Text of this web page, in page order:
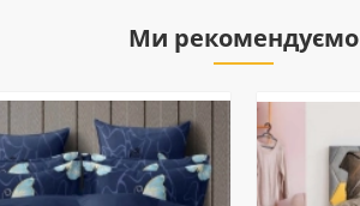
Ми рекомендуємо